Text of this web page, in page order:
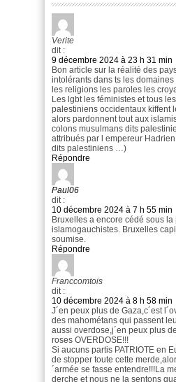
Verite
dit :
9 décembre 2024 à 23 h 31 min
Bon article sur la réalité des
intolérants dans ts les
les religions les paroles les
Les lgbt les féministes et tous
palestiniens occidentaux kiffent
alors pardonnent tout aux
colons musulmans dits
attribués par l empereur
dits palestiniens …)
Répondre
Paul06
dit :
10 décembre 2024 à 7 h 55 min
Bruxelles a encore cédé sous
islamogauchistes. Bruxelles
soumise.
Répondre
Franccomtois
dit :
10 décembre 2024 à 8 h 58 min
J´en peux plus de Gaza,c´est
des mahométans qui passent
aussi overdose,j´en peux plus
roses OVERDOSE!!!
Si aucuns partis PATRIOTE en
de stopper toute cette
´armée se fasse entendre!!!La
derche et nous ne la sentons